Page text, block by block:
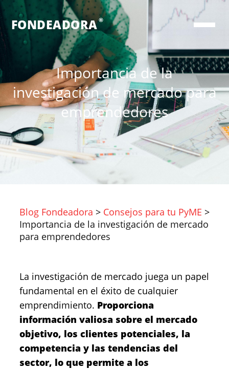
FONDEADORA®
Importancia de la
investigación de mercado para
emprendedores
Blog Fondeadora > Consejos para tu PyME >
Importancia de la investigación de mercado
para emprendedores
La investigación de mercado juega un papel
fundamental en el éxito de cualquier
emprendimiento. Proporciona
información valiosa sobre el mercado
objetivo, los clientes potenciales, la
competencia y las tendencias del
sector, lo que permite a los